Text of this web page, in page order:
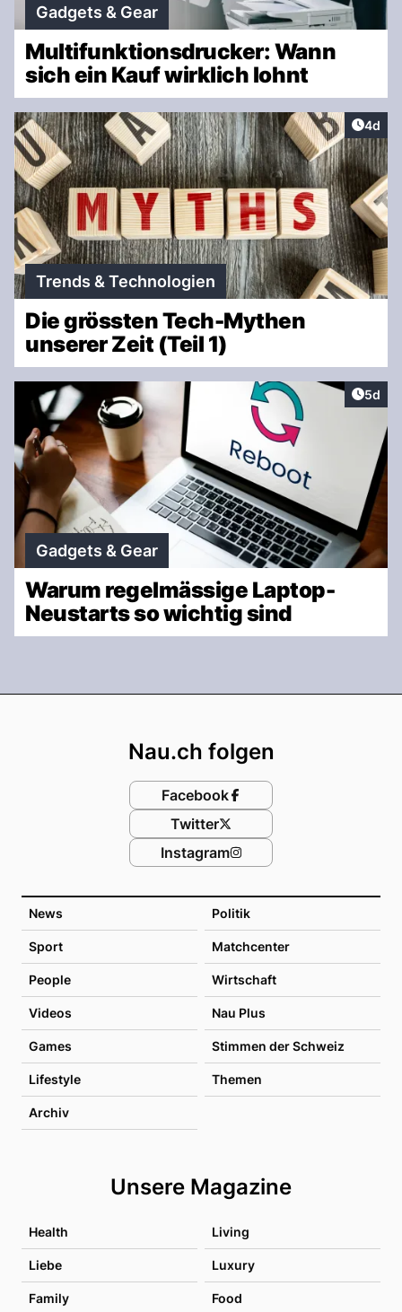
Gadgets & Gear
Multifunktionsdrucker: Wann
sich ein Kauf wirklich lohnt
4d
Trends & Technologien
Die grössten Tech-Mythen
unserer Zeit (Teil 1)
5d
Gadgets & Gear
Warum regelmässige Laptop-
Neustarts so wichtig sind
News Politik
Sport Matchcenter
People Wirtschaft
Videos Nau Plus
Games Stimmen der Schweiz
Lifestyle Themen
Archiv
Unsere Magazine
Health Living
Liebe Luxury
Family Food
Nau.ch folgen
Facebook
Twitter
Instagram